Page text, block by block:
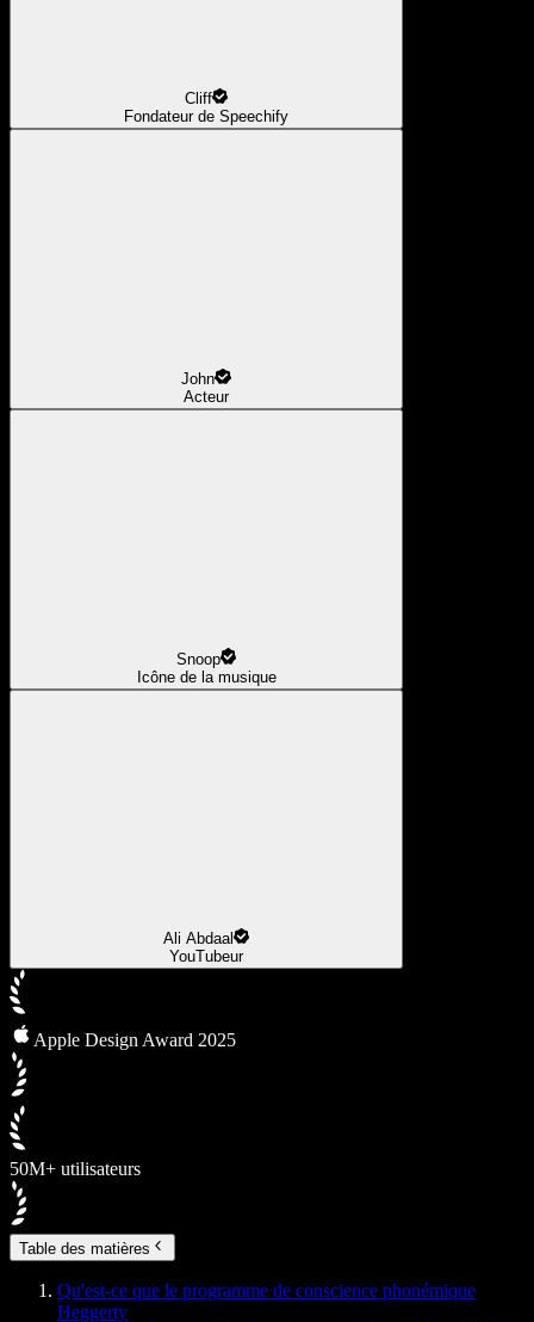
Cliff
Fondateur de Speechify
John
Acteur
Snoop
Icône de la musique
Ali Abdaal
YouTubeur
Apple Design Award 2025
50M+ utilisateurs
Table des matières
Qu'est-ce que le programme de conscience phonémique
Heggerty